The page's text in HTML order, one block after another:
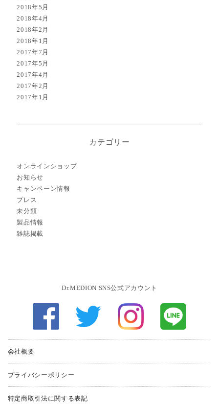
2018年5月
2018年4月
2018年2月
2018年1月
2017年7月
2017年5月
2017年4月
2017年2月
2017年1月
カテゴリー
オンラインショップ
お知らせ
キャンペーン情報
プレス
未分類
製品情報
雑誌掲載
Dr.MEDION SNS公式アカウント
会社概要
プライバシーポリシー
特定商取引法に関する表記